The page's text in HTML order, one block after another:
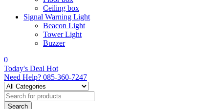
Ceiling box
Signal Warning Light
Beacon Light
Tower Light
Buzzer
0
Today's Deal Hot
Need Help? 085-360-7247